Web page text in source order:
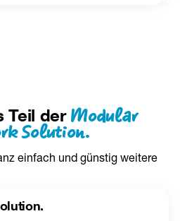
Teil der Modular
Solution.
einfach und günstig weitere